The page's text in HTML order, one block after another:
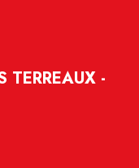
TERREAUX -